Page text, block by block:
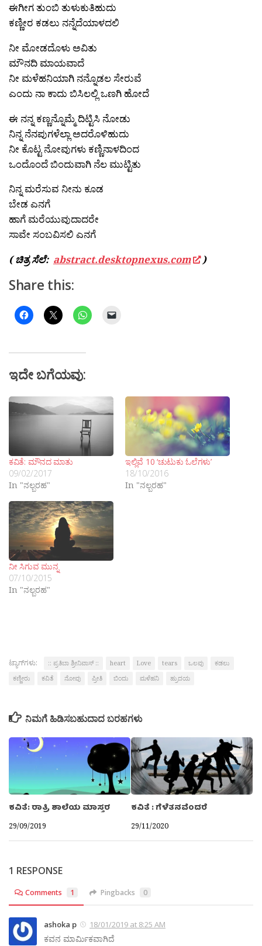
ಈಗೀಗ ತುಂಬಿ ತುಳುಕುತಿಹುದು
ಕಣ್ಣೀರ ಕಡಲು ನನ್ನೆದೆಯಾಳದಲಿ
ನೀ ಮೋಡದೊಳು ಅವಿತು
ಮೌನದಿ ಮಾಯವಾದೆ
ನೀ ಮಳೆಹನಿಯಾಗಿ ನನ್ನೊಡಲ ಸೇರುವೆ
ಎಂದು ನಾ ಕಾದು ಬಿಸಿಲಲ್ಲಿ ಒಣಗಿ ಹೋದೆ
ಈ ನನ್ನ ಕಣ್ಣನ್ನೊಮ್ಮೆ ದಿಟ್ಟಿಸಿ ನೋಡು
ನಿನ್ನ ನೆನಪುಗಳೆಲ್ಲಾ ಅದರೊಳಿಹುದು
ನೀ ಕೊಟ್ಟ ನೋವುಗಳು ಕಣ್ಣಿನಾಳದಿಂದ
ಒಂದೊಂದೆ ಬಿಂದುವಾಗಿ ನೆಲ ಮುಟ್ಟಿತು
ನಿನ್ನ ಮರೆಸುವ ನೀನು ಕೂಡ
ಬೇಡ ಎನಗೆ
ಹಾಗೆ ಮರೆಯುವುದಾದರೇ
ಸಾವೇ ಸಂಬವಿಸಲಿ ಎನಗೆ
( ಚಿತ್ರ ಸೆಲೆ: abstract.desktopnexus.com )
Share this:
ಇದೇ ಬಗೆಯವು:
ಕವಿತೆ: ಮೌನದ ಮಾತು
09/02/2017
In "ನಲ್ಬರಹ"
ಇಲ್ಲಿವೆ 10 ‘ಚುಟುಕು ಓಲೆಗಳು’
18/10/2016
In "ನಲ್ಬರಹ"
ನೀ ಸಿಗುವ ಮುನ್ನ
07/10/2015
In "ನಲ್ಬರಹ"
ಟ್ಯಾಗ್‌ಗಳು: :: ಪ್ರತಿಬಾ ಶ್ರೀನಿವಾಸ್ :: heart Love tears ಒಲವು
ಕಡಲು
ಕಣ್ಣೀರು
ಕವಿತೆ ನೋವು ಪ್ರೀತಿ ಬಿಂದು ಮಳೆಹನಿ ಹ್ರುದಯ
ನಿಮಗೆ ಹಿಡಿಸಬಹುದಾದ ಬರಹಗಳು
ಕವಿತೆ: ರಾತ್ರಿ ಶಾಲೆಯ ಮಾಸ್ತರ
29/09/2019
ಕವಿತೆ : ಗೆಳೆತನವೆಂದರೆ
29/11/2020
1 RESPONSE
Comments 1 Pingbacks 0
ashoka p 18/01/2019 at 8:25 AM
ಕವನ ಮಾರ್ಮಿಕವಾಗಿದೆ